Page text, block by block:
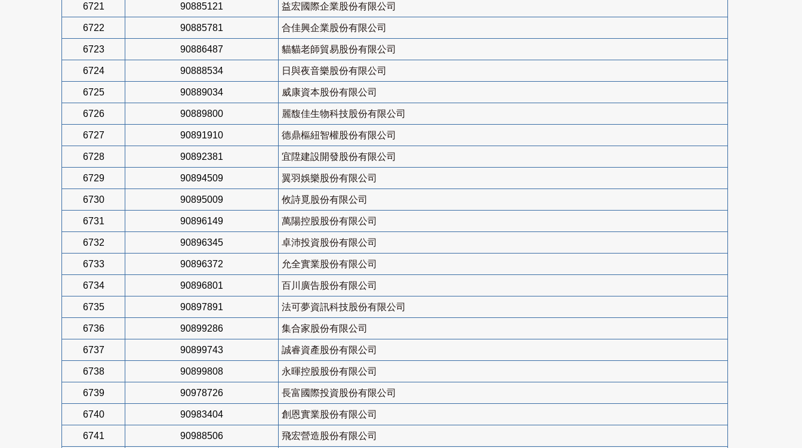
6721 90885121 益宏國際企業股份有限公司
6722 90885781 合佳興企業股份有限公司
6723 90886487 貓貓老師貿易股份有限公司
6724 90888534 日與夜音樂股份有限公司
6725 90889034 威康資本股份有限公司
6726 90889800 麗馥佳生物科技股份有限公司
6727 90891910 德鼎樞紐智權股份有限公司
6728 90892381 宜陞建設開發股份有限公司
6729 90894509 翼羽娛樂股份有限公司
6730 90895009 攸詩覓股份有限公司
6731 90896149 萬陽控股股份有限公司
6732 90896345 卓沛投資股份有限公司
6733 90896372 允全實業股份有限公司
6734 90896801 百川廣告股份有限公司
6735 90897891 法可夢資訊科技股份有限公司
6736 90899286 集合家股份有限公司
6737 90899743 誠睿資產股份有限公司
6738 90899808 永暉控股股份有限公司
6739 90978726 長富國際投資股份有限公司
6740 90983404 創恩實業股份有限公司
6741 90988506 飛宏營造股份有限公司